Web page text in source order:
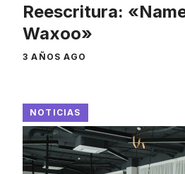
Reescritura:
Waxoo»
3 AÑOS AGO
NOTICIAS